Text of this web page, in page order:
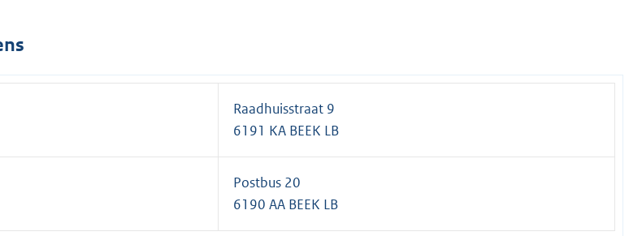
Raadhuisstraat 9
6191 KA BEEK LB
Postbus 20
6190 AA BEEK LB